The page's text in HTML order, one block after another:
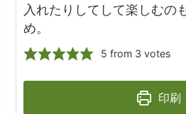
入れたりしてして楽しむの
め。
5 from 3 votes
印刷